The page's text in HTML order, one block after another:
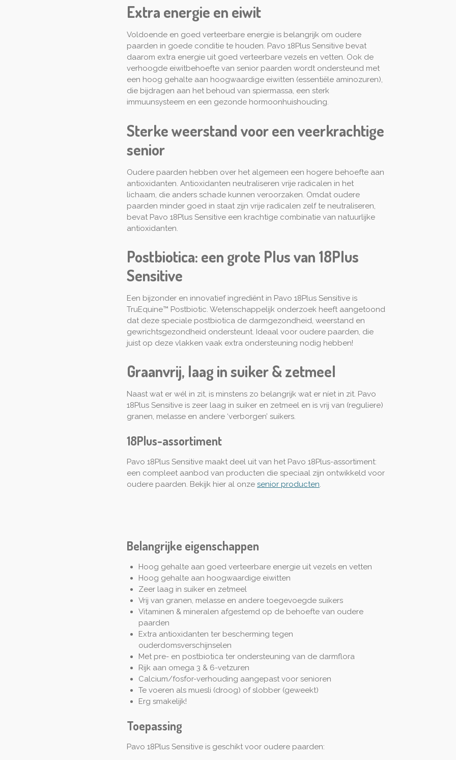
Extra energie en eiwit
Voldoende en goed verteerbare energie is belangrijk om oudere
paarden in goede conditie te houden. Pavo 18Plus Sensitive bevat
daarom extra energie uit goed verteerbare vezels en vetten. Ook de
verhoogde eiwitbehoefte van senior paarden wordt ondersteund met
een hoog gehalte aan hoogwaardige eiwitten (essentiële aminozuren),
die bijdragen aan het behoud van spiermassa, een sterk
immuunsysteem en een gezonde hormoonhuishouding.
Sterke weerstand voor een veerkrachtige
senior
Oudere paarden hebben over het algemeen een hogere behoefte aan
antioxidanten. Antioxidanten neutraliseren vrije radicalen in het
lichaam, die anders schade kunnen veroorzaken. Omdat oudere
paarden minder goed in staat zijn vrije radicalen zelf te neutraliseren,
bevat Pavo 18Plus Sensitive een krachtige combinatie van natuurlijke
antioxidanten.
Postbiotica: een grote Plus van 18Plus
Sensitive
Een bijzonder en innovatief ingrediënt in Pavo 18Plus Sensitive is
TruEquine™ Postbiotic. Wetenschappelijk onderzoek heeft aangetoond
dat deze speciale postbiotica de darmgezondheid, weerstand en
gewrichtsgezondheid ondersteunt. Ideaal voor oudere paarden, die
juist op deze vlakken vaak extra ondersteuning nodig hebben!
Graanvrij, laag in suiker & zetmeel
Naast wat er wél in zit, is minstens zo belangrijk wat er níet in zit. Pavo
18Plus Sensitive is zeer laag in suiker en zetmeel en is vrij van (reguliere)
granen, melasse en andere ‘verborgen’ suikers.
18Plus-assortiment
Pavo 18Plus Sensitive maakt deel uit van het Pavo 18Plus-assortiment:
een compleet aanbod van producten die speciaal zijn ontwikkeld voor
oudere paarden. Bekijk hier al onze senior producten.
Belangrijke eigenschappen
Hoog gehalte aan goed verteerbare energie uit vezels en vetten
Hoog gehalte aan hoogwaardige eiwitten
Zeer laag in suiker en zetmeel
Vrij van granen, melasse en andere toegevoegde suikers
Vitaminen & mineralen afgestemd op de behoefte van oudere
paarden
Extra antioxidanten ter bescherming tegen
ouderdomsverschijnselen
Met pre- en postbiotica ter ondersteuning van de darmflora
Rijk aan omega 3 & 6-vetzuren
Calcium/fosfor-verhouding aangepast voor senioren
Te voeren als muesli (droog) of slobber (geweekt)
Erg smakelijk!
Toepassing
Pavo 18Plus Sensitive is geschikt voor oudere paarden: